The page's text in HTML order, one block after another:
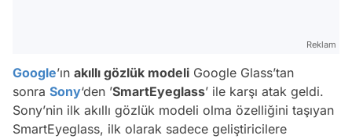
Reklam
Google’ın akıllı gözlük modeli Google Glass’tan
sonra Sony‘den ’SmartEyeglass’ ile karşı atak geldi.
Sony’nin ilk akıllı gözlük modeli olma özelliğini taşıyan
SmartEyeglass, ilk olarak sadece geliştiricilere